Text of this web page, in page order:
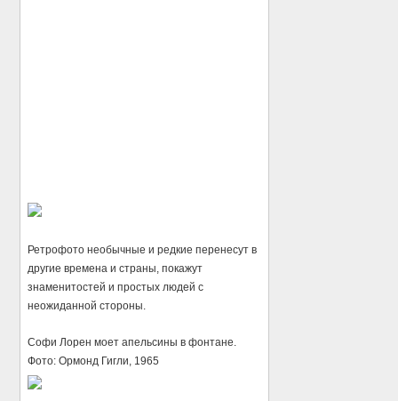
Ретрофото необычные и редкие перенесут в
другие времена и страны, покажут
знаменитостей и простых людей с
неожиданной стороны.
Софи Лорен моет апельсины в фонтане.
Фото: Ормонд Гигли, 1965